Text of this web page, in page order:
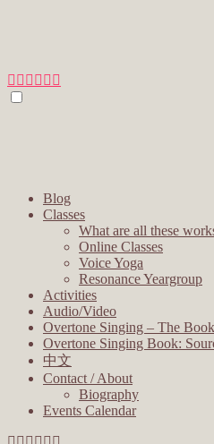
Blog
Classes
What are all these
Online Classes
Voice Yoga
Resonance Yeargroup
Activities
Audio/Video
Overtone Singing – The Book
Overtone Singing Book:
中文
Contact / About
Biography
Events Calendar